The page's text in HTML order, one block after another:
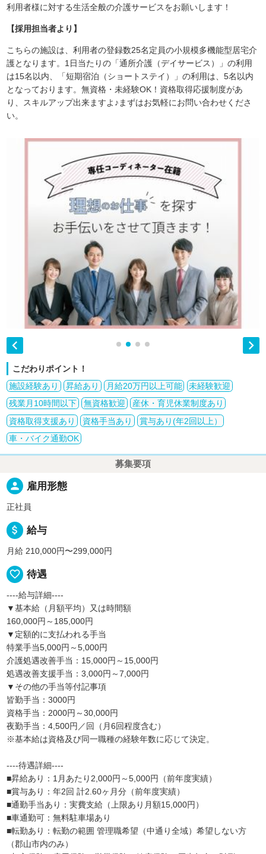
利用者様に対する生活全般の介護サービスをお願いします！
【採用担当者より】
こちらの施設は、利用者の登録数25名定員の小規模多機能型居宅介
護となります。1日当たりの「通所介護（デイサービス）」の利用
は15名以内、「短期宿泊（ショートステイ）」の利用は、5名以内
となっております。無資格・未経験OK！資格取得応援制度があ
り、スキルアップ出来ますよ♪まずはお気軽にお問い合わせくださ
い。
 
こだわりポイント！
施設経験あり
昇給あり 月給20万円以上可能
未経験歓迎
残業月10時間以下
無資格歓迎
産休・育児休業制度あり
資格取得支援あり
資格手当あり
賞与あり(年2回以上）
車・バイク通勤OK
募集要項
person 雇用形態
正社員
attach_money 給与
月給 210,000円〜299,000円
favorite_border 待遇
----給与詳細----
▼基本給（月額平均）又は時間額
160,000円～185,000円
▼定額的に支払われる手当
特業手当5,000円～5,000円
介護処遇改善手当：15,000円～15,000円
処遇改善支援手当：3,000円～7,000円
▼その他の手当等付記事項
皆勤手当：3000円
資格手当：2000円～30,000円
夜勤手当：4,500円／回（月6回程度含む）
※基本給は資格及び同一職種の経験年数に応じて決定。
----待遇詳細----
■昇給あり：1月あたり2,000円～5,000円（前年度実績）
■賞与あり：年2回 計2.60ヶ月分（前年度実績）
■通勤手当あり：実費支給（上限あり月額15,000円）
■車通勤可：無料駐車場あり
■転勤あり：転勤の範囲 管理職希望（中通り全域）希望しない方
（郡山市内のみ）